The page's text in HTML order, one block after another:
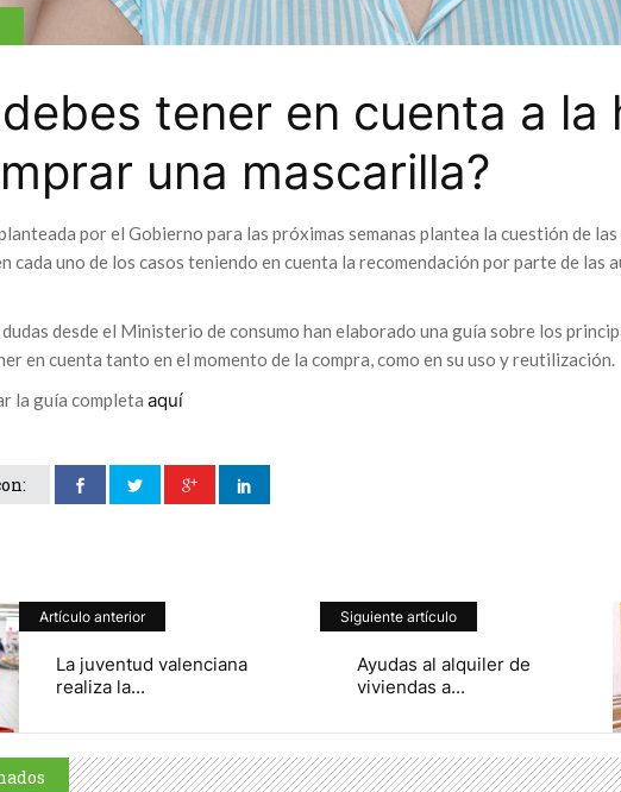
tener en cuenta a la
una mascarilla?
por el Gobierno para las próximas semanas plantea la cuestión de las
cada uno de los casos teniendo en cuenta la recomendación por parte de las
desde el Ministerio de consumo han elaborado una guía sobre los
en cuenta tanto en el momento de la compra, como en su uso y reutilización.
la guía completa aquí
Artículo anterior
La juventud valenciana
realiza la...
Siguiente artículo
Ayudas al alquiler de
viviendas a...